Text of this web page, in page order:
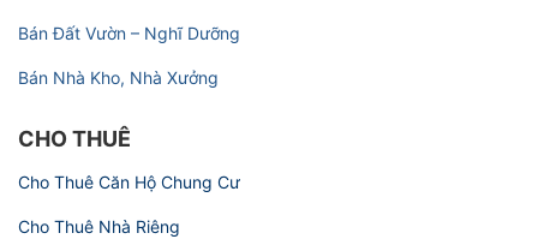
Bán Đất Vườn – Nghĩ Dưỡng
Bán Nhà Kho, Nhà Xưởng
CHO THUÊ
Cho Thuê Căn Hộ Chung Cư
Cho Thuê Nhà Riêng